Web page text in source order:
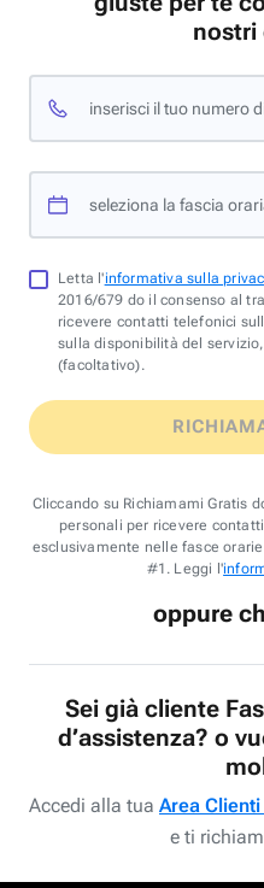
nostri
inserisci il tuo numero
seleziona la fascia
Letta l'informativa sulla
2016/679 do il consenso al
ricevere contatti telefonici
sulla disponibilità del
(facoltativo).
Cliccando su Richiamami Gratis
personali per ricevere
esclusivamente nelle fasce
#1. Leggi l'
oppure
Sei già cliente
d’assistenza? o
Accedi alla tua Area
e ti